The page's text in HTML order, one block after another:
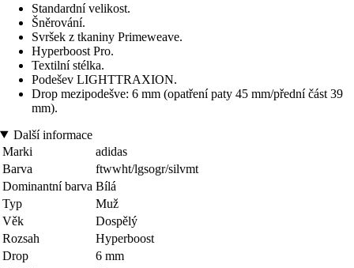
Standardní velikost.
Šněrování.
Svršek z tkaniny Primeweave.
Hyperboost Pro.
Textilní stélka.
Podešev LIGHTTRAXION.
Drop mezipodešve: 6 mm (opatření paty 45 mm/přední část 39
mm).
Další informace
Marki
adidas
Barva
ftwwht/lgsogr/silvmt
Dominantní barva Bílá
Typ
Muž
Věk
Dospělý
Rozsah
Hyperboost
Drop
6 mm